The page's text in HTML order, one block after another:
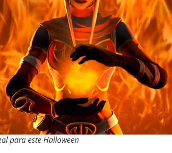
para este Halloween